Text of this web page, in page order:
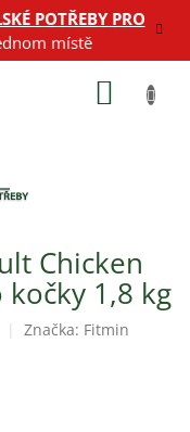
POTŘEBY PRO
místě
Chicken
1,8 kg
Značka: Fitmin